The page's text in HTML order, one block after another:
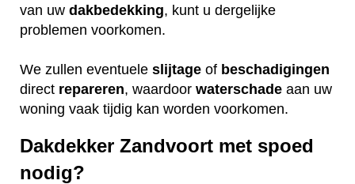
van uw dakbedekking, kunt u dergelijke
problemen voorkomen.
We zullen eventuele slijtage of beschadigingen
direct repareren, waardoor waterschade aan uw
woning vaak tijdig kan worden voorkomen.
Dakdekker Zandvoort met spoed
nodig?